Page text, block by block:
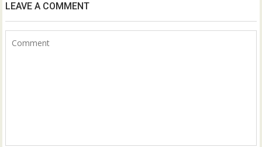
LEAVE A COMMENT